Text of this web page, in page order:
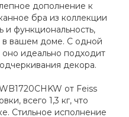
дополнение к
бра из коллекции
и функциональность,
в вашем доме. С одной
идеально подходит
декора.
от Feiss
всего 1,3 кг, что
Стильное исполнение